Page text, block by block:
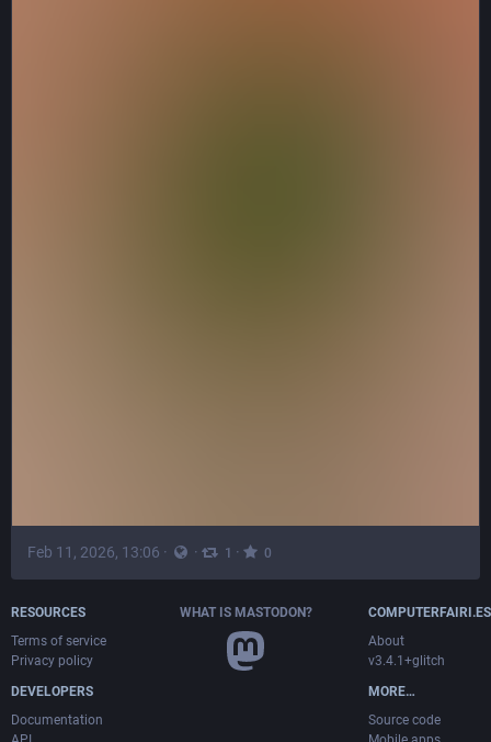
Feb 11, 2026, 13:06 · · 1 · 0
@kai_brb@mastodon.social
@bkastl was ich als eines der wesentlichen Probleme sehe,
ist das fehlende KnowHow und die Ressourcen der
Kommunen. Während der
-Stack zu 80% aus fancy KI-